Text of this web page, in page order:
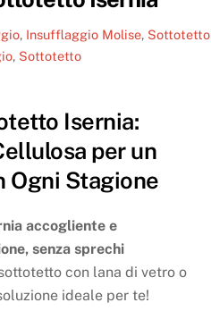
, Insufflaggio Molise, Sottotetto
, Sottotetto
Isernia:
per un
Ogni Stagione
accogliente e
senza sprechi
con lana di vetro o
ideale per te!